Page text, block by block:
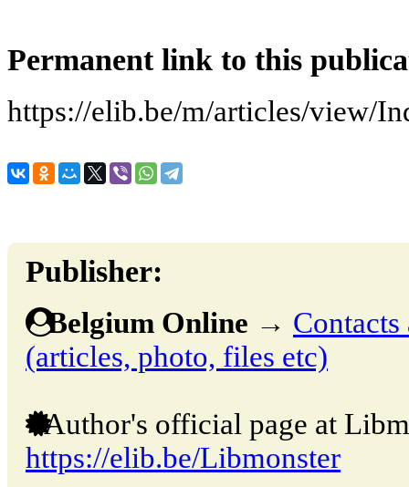
Permanent link to this
https://elib.be/m/articles/view/
Publisher:
Belgium Online →
(articles, photo, files etc)
Author's official page at
https://elib.be/Libmonster